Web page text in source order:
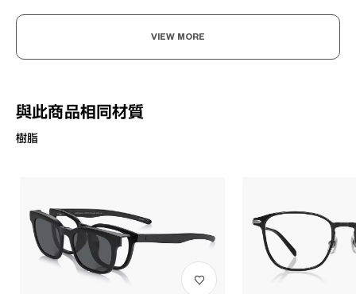
VIEW MORE
與此商品相同材質
樹脂